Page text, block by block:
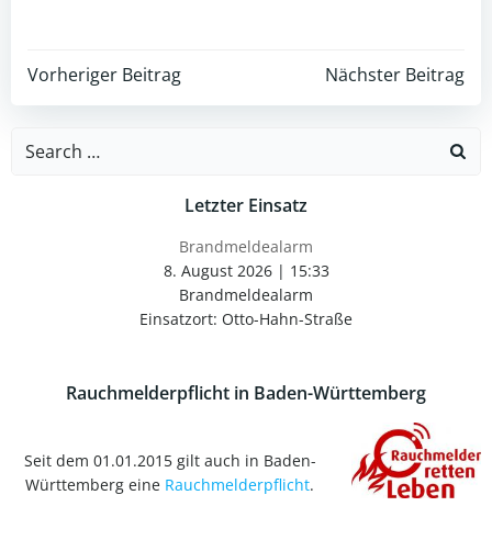
Post
navigation
Vorheriger Beitrag
Post
navigation
Nächster Beitrag
Search
Letzter Einsatz
Brandmeldealarm
8. August 2026| 15:33
Brandmeldealarm
Einsatzort: Otto-Hahn-Straße
Rauchmelderpflicht in Baden-Württemberg
Seit dem 01.01.2015 gilt auch in Baden-
Württemberg eine Rauchmelderpflicht.